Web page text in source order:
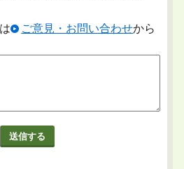
ご意見・お問い合わせから